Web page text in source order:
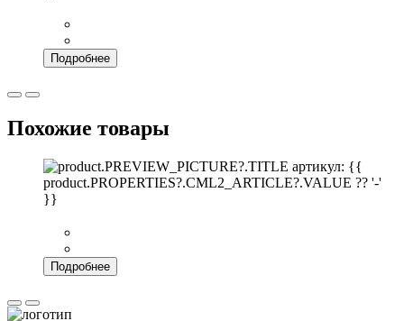
Подробнее
Похожие товары
артикул: {{
product.PROPERTIES?.CML2_ARTICLE?.VALUE ?? '-'
}}
Подробнее